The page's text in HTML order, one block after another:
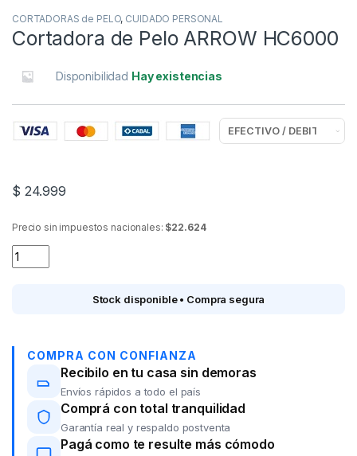
CORTADORAS de PELO, CUIDADO PERSONAL
Cortadora de Pelo ARROW HC6000
Disponibilidad Hay existencias
$ 24.999
Precio sin impuestos nacionales: $22.624
Cortadora de Pelo ARROW HC6000 quantity
Stock disponible • Compra segura
COMPRA CON CONFIANZA
Recibilo en tu casa sin demoras
Envíos rápidos a todo el país
Comprá con total tranquilidad
Garantía real y respaldo postventa
Pagá como te resulte más cómodo